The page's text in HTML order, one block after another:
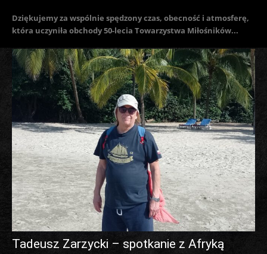
Dziękujemy za wspólnie spędzony czas, obecność i atmosferę,
która uczyniła obchody 50-lecia Towarzystwa Miłośników...
Tadeusz Zarzycki – spotkanie z Afryką